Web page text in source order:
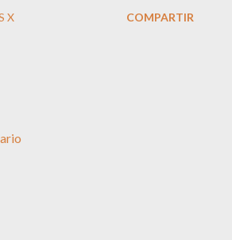
X COMPARTIR